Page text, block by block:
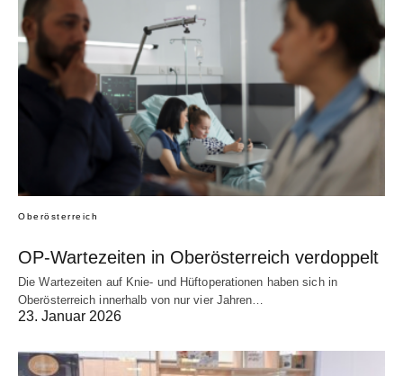
Oberösterreich
OP-Wartezeiten in Oberösterreich verdoppelt
Die Wartezeiten auf Knie- und Hüftoperationen haben sich in
Oberösterreich innerhalb von nur vier Jahren…
23. Januar 2026